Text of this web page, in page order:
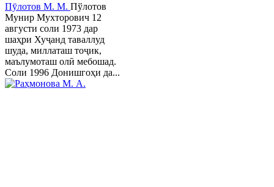
Пӯлотов М. М. Пўлотов
Мунир Мухторович 12
августи соли 1973 дар
шаҳри Хуҷанд таваллуд
шуда, миллаташ тоҷик,
маълумоташ олӣ мебошад.
Соли 1996 Донишгоҳи да...